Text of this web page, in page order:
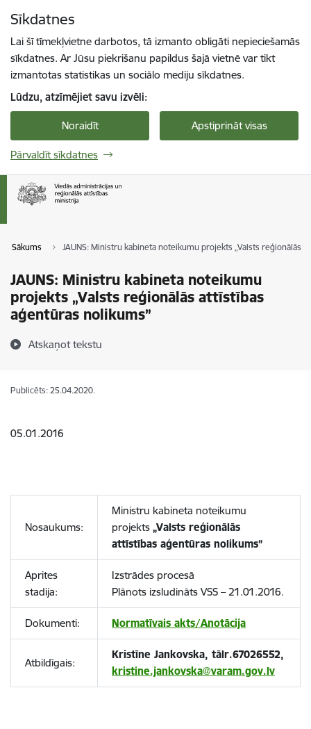
Sīkdatnes
Lai šī tīmekļvietne darbotos, tā izmanto obligāti nepieciešamās
sīkdatnes. Ar Jūsu piekrišanu papildus šajā vietnē var tikt
izmantotas statistikas un sociālo mediju sīkdatnes.
Lūdzu, atzīmējiet savu izvēli:
Noraidīt Apstiprināt visas
Pārvaldīt sīkdatnes
Sākums JAUNS: Ministru kabineta noteikumu projekts „Valsts reģionālās
JAUNS: Ministru kabineta noteikumu
projekts „Valsts reģionālās attīstības
aģentūras nolikums”
Atskaņot tekstu
Publicēts: 25.04.2020.
05.01.2016
Nosaukums:
Ministru kabineta noteikumu
projekts „Valsts reģionālās
attīstības aģentūras nolikums”
Aprites
stadija:
Izstrādes procesā
Plānots izsludināts VSS – 21.01.2016.
Dokumenti: Normatīvais akts/Anotācija
Atbildīgais:
Kristīne Jankovska, tālr.67026552,
kristine.jankovska@varam.gov.lv